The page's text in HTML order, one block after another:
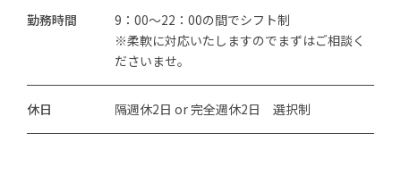
勤務時間
9：00～22：00の間でシフト制
※柔軟に対応いたしますのでまずはご相談く
ださいませ。
休日 隔週休2日 or 完全週休2日 選択制